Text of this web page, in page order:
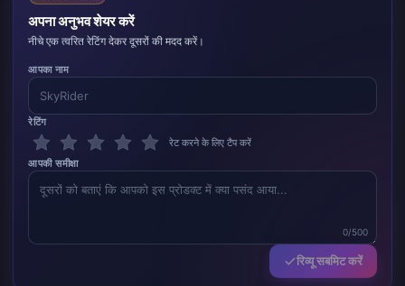
अपना अनुभव शेयर करें
नीचे एक त्वरित रेटिंग देकर दूसरों की मदद करें।
आपका नाम
रेटिंग
रेट करने के लिए टैप करें
आपकी समीक्षा
0/500
रिव्यू सबमिट करें